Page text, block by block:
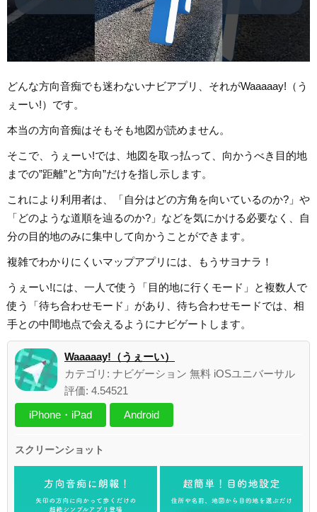
どんな方向音痴でも迷わないナビアプリ、それがWaaaaay!（う
ぇーい!）です。
本当の方向音痴はそもそも地図が読めません。
そこで、うぇーい!では、地図を取っ払って、向かうべき目的地
までの”距離”と”方向”だけを指し示します。
これにより利用者は、「自分はどの方角を向いているのか?」や
「どのような道順を辿るのか?」などを気にかける必要なく、自
分の目的地のみに集中して向かうことができます。
複雑でわかりにくいマップアプリには、もうサヨナラ！
うぇーい!には、一人で使う「目的地に行くモード」と複数人で
使う「待ち合わせモード」があり、待ち合わせモードでは、相
手との中間地点で会えるようにナビゲートします。
Waaaaay!（うぇーい）
カテゴリ: ナビゲーション 無料 iOSユニバーサル
評価: 4.54521
iPhone・iPad
Android
スクリーンショット